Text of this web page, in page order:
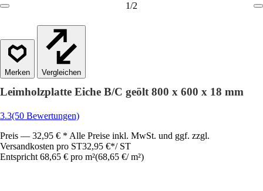
1/2
Vergleichen
Leimholzplatte Eiche B/C geölt 800 x 600 x 18 mm
3.3(50 Bewertungen)
Preis — 32,95 € * Alle Preise inkl. MwSt. und ggf. zzgl.
Versandkosten pro ST32,95 €*/ ST
Entspricht 68,65 € pro m²(68,65 €/ m²)